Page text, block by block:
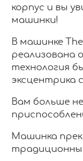
корпус и вы
машинки!
В машинке
реализована
технология
эксцентрика
Вам больше
Машинка